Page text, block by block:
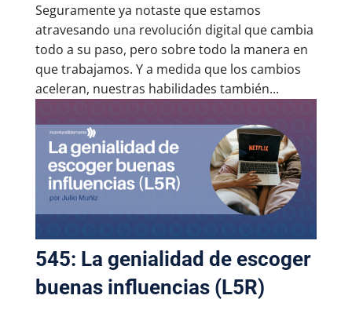
Seguramente ya notaste que estamos
atravesando una revolución digital que cambia
todo a su paso, pero sobre todo la manera en
que trabajamos. Y a medida que los cambios
aceleran, nuestras habilidades también...
545: La genialidad de escoger
buenas influencias (L5R)